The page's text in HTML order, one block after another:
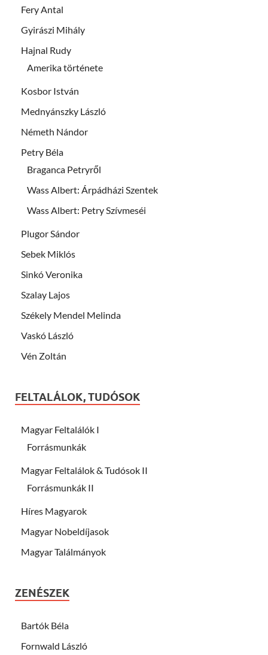
Fery Antal
Gyirászi Mihály
Hajnal Rudy
Amerika története
Kosbor István
Mednyánszky László
Németh Nándor
Petry Béla
Braganca Petryről
Wass Albert: Árpádházi Szentek
Wass Albert: Petry Szívmeséi
Plugor Sándor
Sebek Miklós
Sinkó Veronika
Szalay Lajos
Székely Mendel Melinda
Vaskó László
Vén Zoltán
FELTALÁLOK, TUDÓSOK
Magyar Feltalálók I
Forrásmunkák
Magyar Feltalálok & Tudósok II
Forrásmunkák II
Híres Magyarok
Magyar Nobeldíjasok
Magyar Találmányok
ZENÉSZEK
Bartók Béla
Fornwald László